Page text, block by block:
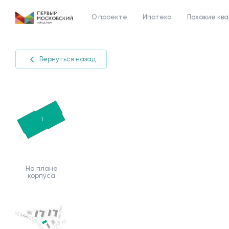
О проекте Ипотека Похожие
На плане
корпуса
Вернуться назад